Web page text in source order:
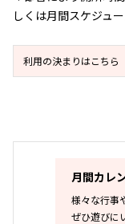
しくは⽉間スケジュ
利⽤の決まりはこちら
月間カレ
様々な行事
ぜひ遊びに